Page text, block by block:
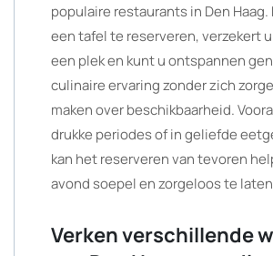
populaire restaurants in Den Haag.
een tafel te reserveren, verzekert
een plek en kunt u ontspannen
culinaire ervaring zonder zich
maken over beschikbaarheid.
drukke periodes of in geliefde
kan het reserveren van tevoren
avond soepel en zorgeloos te
Verken verschillende